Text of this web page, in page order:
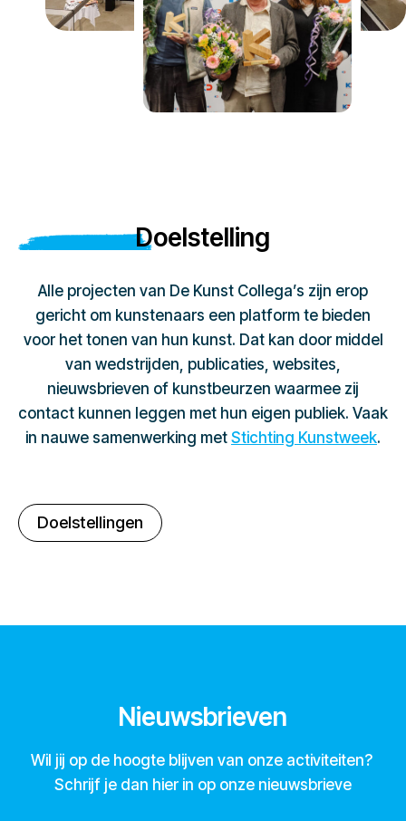
Doelstelling
Alle projecten van De Kunst Collega’s zijn erop
gericht om kunstenaars een platform te bieden
voor het tonen van hun kunst. Dat kan door middel
van wedstrijden, publicaties, websites,
nieuwsbrieven of kunstbeurzen waarmee zij
contact kunnen leggen met hun eigen publiek. Vaak
in nauwe samenwerking met Stichting Kunstweek.
Doelstellingen
Nieuwsbrieven
Wil jij op de hoogte blijven van onze activiteiten?
Schrijf je dan hier in op onze nieuwsbrieve